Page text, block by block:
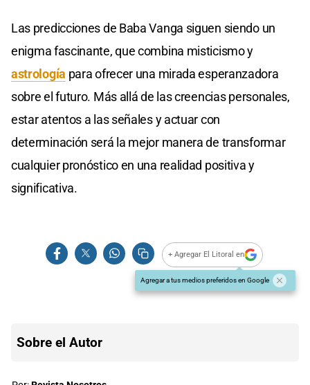
Las predicciones de Baba Vanga siguen siendo un
enigma fascinante, que combina misticismo y
astrología para ofrecer una mirada esperanzadora
sobre el futuro. Más allá de las creencias personales,
estar atentos a las señales y actuar con
determinación será la mejor manera de transformar
cualquier pronóstico en una realidad positiva y
significativa.
+ Agregar El Litoral en
Agregar a tus medios preferidos en Google
Sobre el Autor